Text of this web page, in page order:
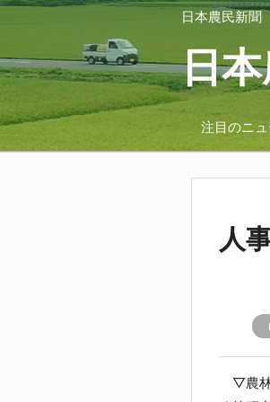
日本農民新聞
日
注目のニ
人
▽農林